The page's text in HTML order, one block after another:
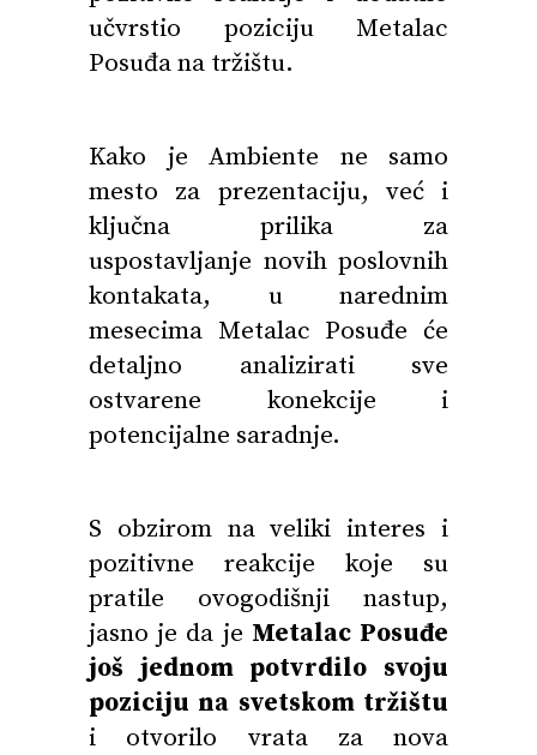
učvrstio poziciju Metalac
Posuđa na tržištu.
Kako je Ambiente ne samo
mesto za prezentaciju, već i
ključna prilika za
uspostavljanje novih poslovnih
kontakata, u narednim
mesecima Metalac Posuđe će
detaljno analizirati sve
ostvarene konekcije i
potencijalne saradnje.
S obzirom na veliki interes i
pozitivne reakcije koje su
pratile ovogodišnji nastup,
jasno je da je Metalac Posuđe
još jednom potvrdilo svoju
poziciju na svetskom tržištu
i otvorilo vrata za nova